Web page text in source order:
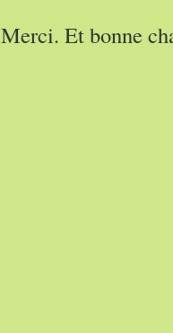
Merci. Et bonne